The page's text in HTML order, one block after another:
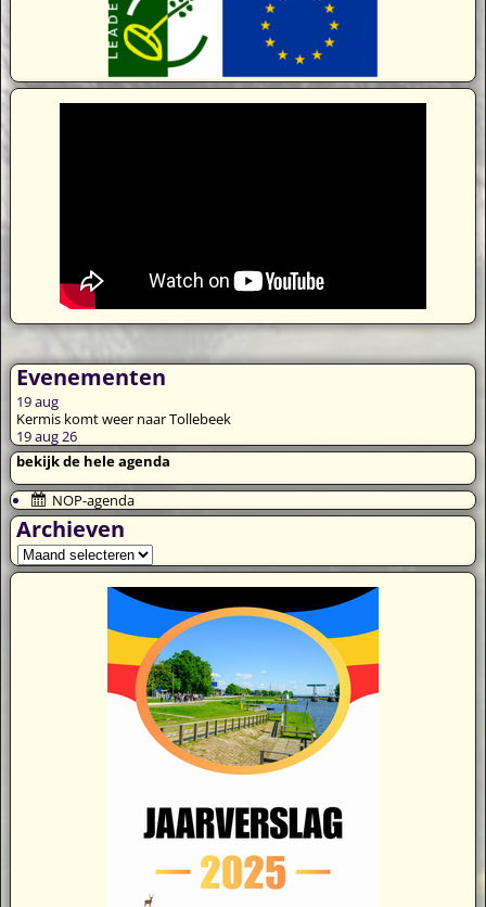
Evenementen
19aug
Kermis komt weer naar Tollebeek
19 aug 26
bekijk de hele agenda
NOP-agenda
Archieven